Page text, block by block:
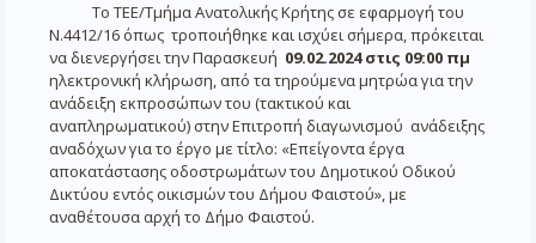
Το ΤΕΕ/Τμήμα Ανατολικής Κρήτης σε εφαρμογή του
Ν.4412/16 όπως τροποιήθηκε και ισχύει σήμερα, πρόκειται
να διενεργήσει την Παρασκευή 09.02.2024 στις 09:00 πμ
ηλεκτρονική κλήρωση, από τα τηρούμενα μητρώα για την
ανάδειξη εκπροσώπων του (τακτικού και
αναπληρωματικού) στην Επιτροπή διαγωνισμού ανάδειξης
αναδόχων για το έργο με τίτλο: «Επείγοντα έργα
αποκατάστασης οδοστρωμάτων του Δημοτικού Οδικού
Δικτύου εντός οικισμών του Δήμου Φαιστού», με
αναθέτουσα αρχή το Δήμο Φαιστού.